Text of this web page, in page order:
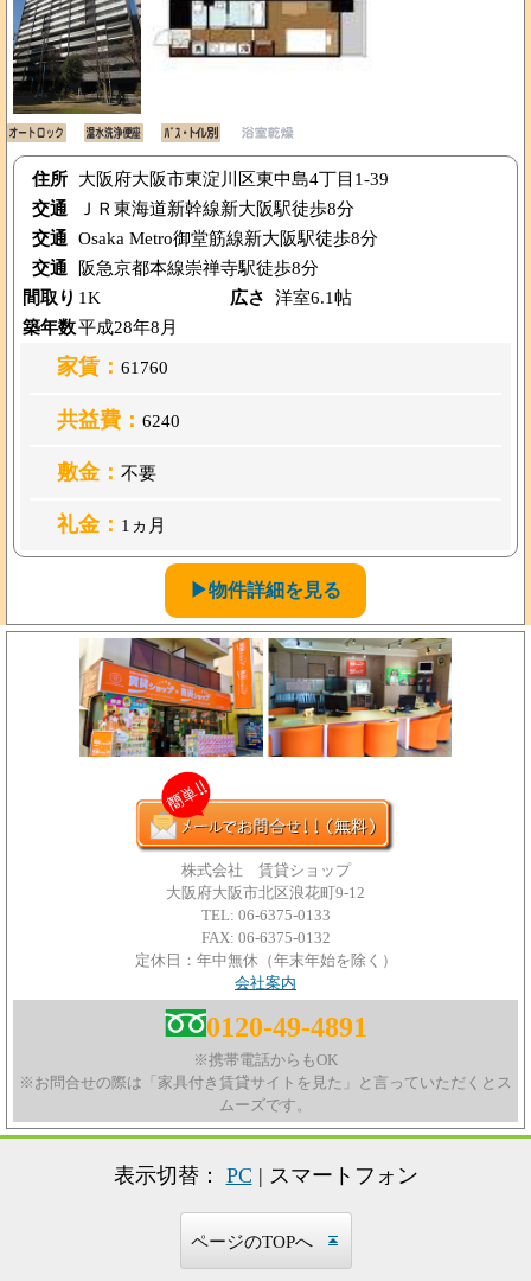
住所
大阪府大阪市東淀川区東中島4丁目1-39
交通
ＪＲ東海道新幹線新大阪駅徒歩8分
交通 Osaka Metro御堂筋線新大阪駅徒歩8分
交通
阪急京都本線崇禅寺駅徒歩8分
間取り 1K 広さ 洋室6.1帖
築年数平成28年8月
家賃： 61760
共益費： 6240
敷金： 不要
礼金： 1ヵ月
▶物件詳細を見る
株式会社 賃貸ショップ
大阪府大阪市北区浪花町9-12
TEL: 06-6375-0133
FAX: 06-6375-0132
定休日：年中無休（年末年始を除く）
会社案内
0120-49-4891
※携帯電話からもOK
※お問合せの際は「家具付き賃貸サイトを見た」と言っていただくとス
ムーズです。
表示切替： PC | スマートフォン
ページのTOPへ